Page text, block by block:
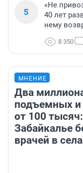
5
«Не
40 лет
нему
8 350
МНЕНИЕ
Два
подъемных и
от 100
Забайкалье
врачей в